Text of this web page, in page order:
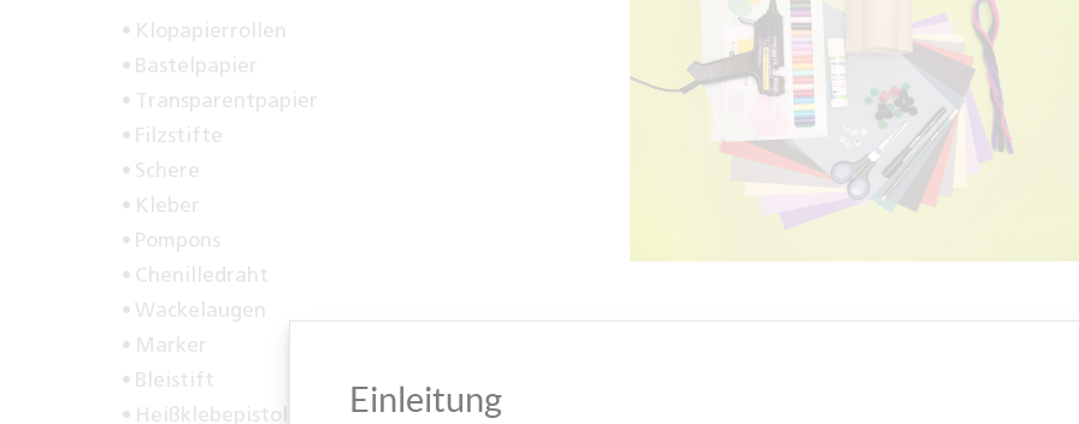
Klopapierrollen
Bastelpapier
Transparentpapier
Filzstifte
Schere
Kleber
Pompons
Chenilledraht
Wackelaugen
Marker
Bleistift
Heißklebepistole
Einleitung